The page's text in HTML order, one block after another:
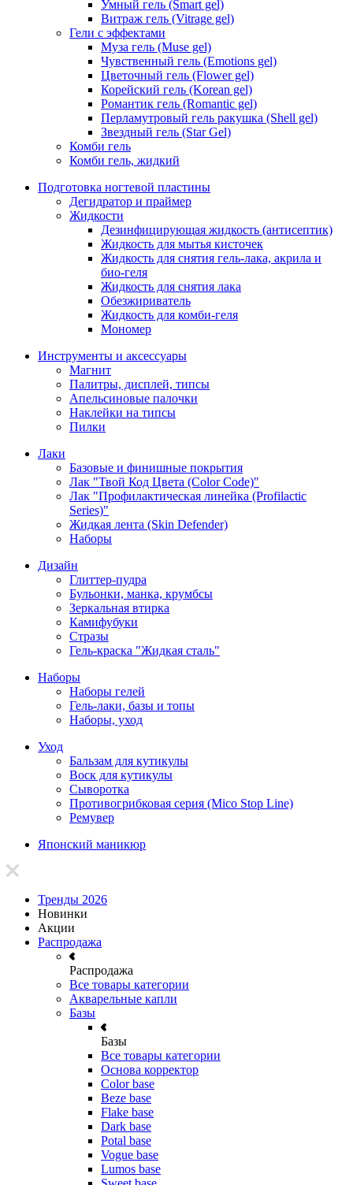
Умный гель (Smart gel)
Витраж гель (Vitrage gel)
Гели с эффектами
Муза гель (Muse gel)
Чувственный гель (Emotions gel)
Цветочный гель (Flower gel)
Корейский гель (Korean gel)
Романтик гель (Romantic gel)
Перламутровый гель ракушка (Shell gel)
Звездный гель (Star Gel)
Комби гель
Комби гель, жидкий
Подготовка ногтевой пластины
Дегидратор и праймер
Жидкости
Дезинфицирующая жидкость (антисептик)
Жидкость для мытья кисточек
Жидкость для снятия гель-лака, акрила и
био-геля
Жидкость для снятия лака
Обезжириватель
Жидкость для комби-геля
Мономер
Инструменты и аксессуары
Магнит
Палитры, дисплей, типсы
Апельсиновые палочки
Наклейки на типсы
Пилки
Лаки
Базовые и финишные покрытия
Лак "Твой Код Цвета (Color Code)"
Лак "Профилактическая линейка (Profilactic
Series)"
Жидкая лента (Skin Defender)
Наборы
Дизайн
Глиттер-пудра
Бульонки, манка, крумбсы
Зеркальная втирка
Камифубуки
Стразы
Гель-краска "Жидкая сталь"
Наборы
Наборы гелей
Гель-лаки, базы и топы
Наборы, уход
Уход
Бальзам для кутикулы
Воск для кутикулы
Сыворотка
Противогрибковая серия (Mico Stop Line)
Ремувер
Японский маникюр
Тренды 2026
Новинки
Акции
Распродажа
Распродажа
Все товары категории
Акварельные капли
Базы
Базы
Все товары категории
Основа корректор
Color base
Beze base
Flake base
Dark base
Potal base
Vogue base
Lumos base